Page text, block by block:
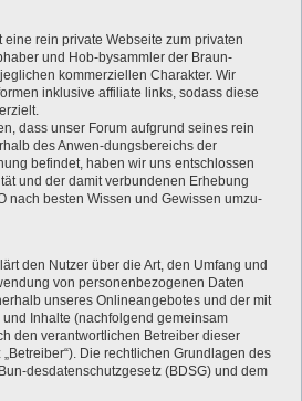
eine rein private Webseite zum privaten
und Hob-bysammler der Braun-
kommerziellen Charakter. Wir
inklusive affiliate links, sodass diese
dass unser Forum aufgrund seines rein
des Anwen-dungsbereichs der
befindet, haben wir uns entschlossen
und der damit verbundenen Erhebung
nach besten Wissen und Gewissen umzu-
den Nutzer über die Art, den Umfang und
von personenbezogenen Daten
unseres Onlineangebotes und der mit
Inhalte (nachfolgend gemeinsam
den verantwortlichen Betreiber dieser
Die rechtlichen Grundlagen des
desdatenschutzgesetz (BDSG) und dem